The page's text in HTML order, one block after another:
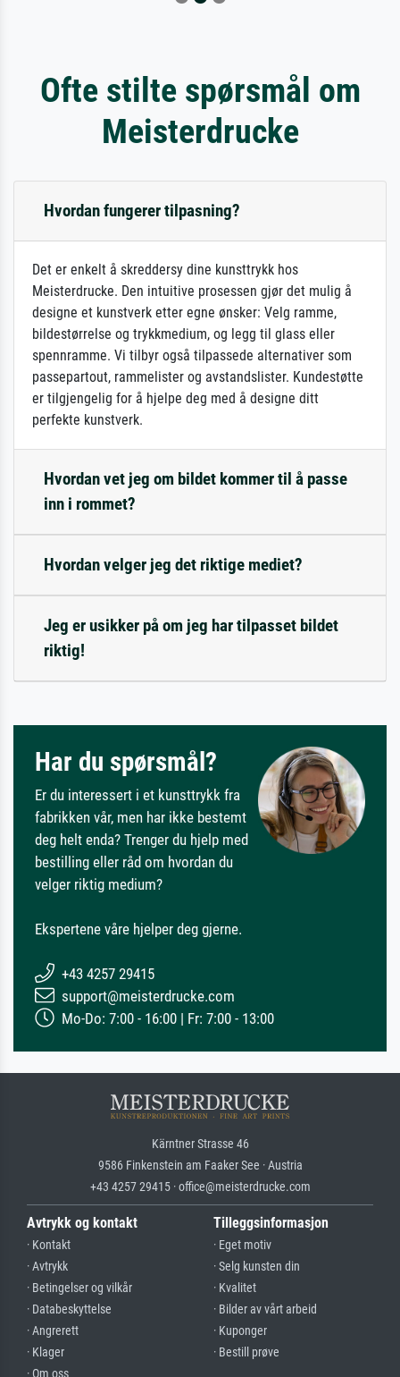
Ofte stilte spørsmål om
Meisterdrucke
Hvordan fungerer tilpasning?
Det er enkelt å skreddersy dine kunsttrykk hos
Meisterdrucke. Den intuitive prosessen gjør det mulig å
designe et kunstverk etter egne ønsker: Velg ramme,
bildestørrelse og trykkmedium, og legg til glass eller
spennramme. Vi tilbyr også tilpassede alternativer som
passepartout, rammelister og avstandslister. Kundestøtte
er tilgjengelig for å hjelpe deg med å designe ditt
perfekte kunstverk.
Hvordan vet jeg om bildet kommer til å passe
inn i rommet?
Hvordan velger jeg det riktige mediet?
Jeg er usikker på om jeg har tilpasset bildet
riktig!
Har du spørsmål?
Er du interessert i et kunsttrykk fra
fabrikken vår, men har ikke bestemt
deg helt enda? Trenger du hjelp med
bestilling eller råd om hvordan du
velger riktig medium?
Ekspertene våre hjelper deg gjerne.
+43 4257 29415
support@meisterdrucke.com
Mo-Do: 7:00 - 16:00 | Fr: 7:00 - 13:00
Kärntner Strasse 46
9586 Finkenstein am Faaker See · Austria
+43 4257 29415 · office@meisterdrucke.com
Avtrykk og kontakt
· Kontakt
· Avtrykk
· Betingelser og vilkår
· Databeskyttelse
· Angrerett
· Klager
Tilleggsinformasjon
· Eget motiv
· Selg kunsten din
· Kvalitet
· Bilder av vårt arbeid
· Kuponger
· Bestill prøve